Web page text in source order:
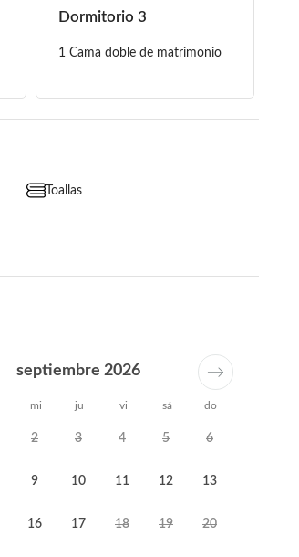
Dormitorio 3
1 Cama doble de matrimonio
Toallas
mi ju vi sá do
septiembre 2026
2 3 4 5 6
9 10 11 12 13
16 17 18 19 20